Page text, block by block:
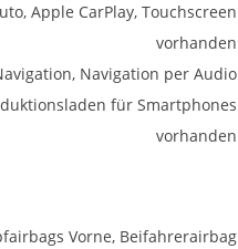
Apple CarPlay, Touchscreen
vorhanden
Navigation per Audio
für Smartphones
vorhanden
Vorne, Beifahrerairbag